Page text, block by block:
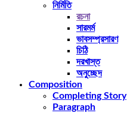
নির্মিতি
রচনা
সারমর্ম
ভাবসম্প্রসারণ
চিঠি
দরখাস্ত
অনুচ্ছেদ
Composition
Completing Story
Paragraph